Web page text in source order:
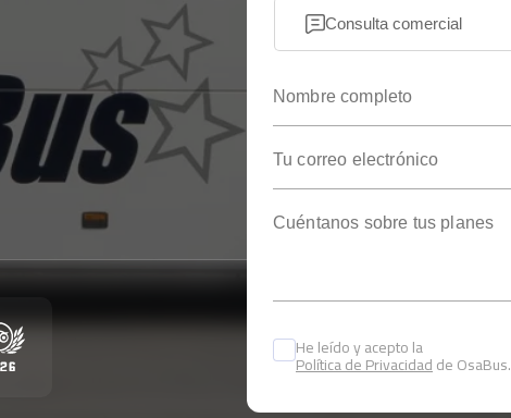
Consulta comercial
He leído y acepto la
Política de Privacidadde OsaBus.